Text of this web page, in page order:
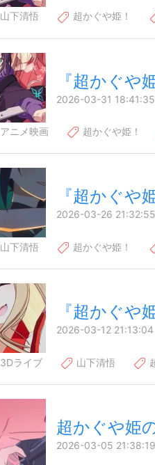
山下清悟 超かぐや姫！
『超かぐや
2026-03-31 18:41:35
アニメ映画 超かぐや姫！
『超かぐや
2026-03-26 21:32:55
山下清悟 超かぐや姫！
『超かぐや
2026-03-12 21:13:04
3Dライブ 山下清悟
超かぐや姫
2026-03-05 21:38:19